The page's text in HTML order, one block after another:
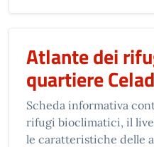
Atlante dei
quartiere
Scheda informativa
rifugi bioclimatici, il
le caratteristiche delle